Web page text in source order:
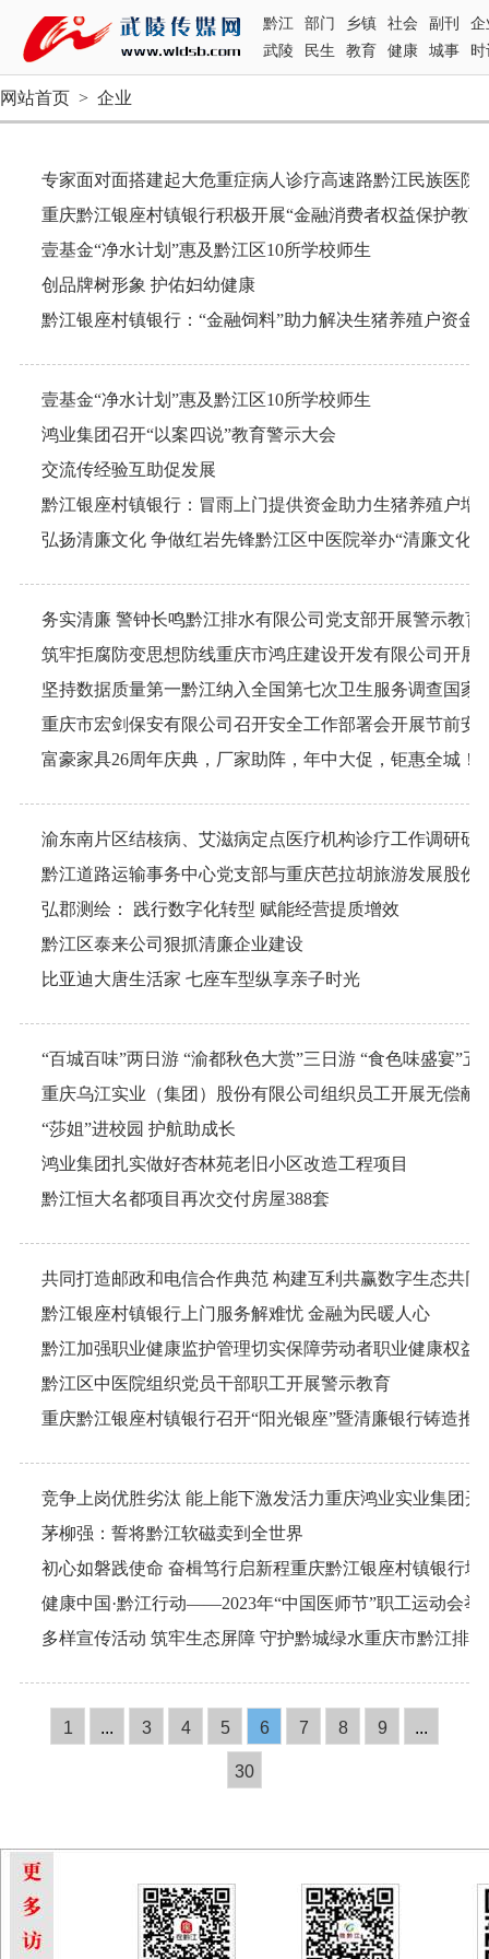
黔江 部门 乡镇 社会 副刊
企
武陵
民生 教育 健康 城事 时
网站首页 > 企业
壹基金“净水计划”惠及黔江区10所学校师生
创品牌树形象 护佑妇幼健康
黔江银座村镇银行：“金融饲料”助力解决生猪养殖户资金
壹基金“净水计划”惠及黔江区10所学校师生
鸿业集团召开“以案四说”教育警示大会
交流传经验互助促发展
黔江银座村镇银行：冒雨上门提供资金助力生猪养殖户增
务实清廉 警钟长鸣黔江排水有限公司党支部开展警示教育
坚持数据质量第一黔江纳入全国第七次卫生服务调查国家
重庆市宏剑保安有限公司召开安全工作部署会开展节前安
富豪家具26周年庆典，厂家助阵，年中大促，钜惠全城！
渝东南片区结核病、艾滋病定点医疗机构诊疗工作调研研
弘郡测绘： 践行数字化转型 赋能经营提质增效
黔江区泰来公司狠抓清廉企业建设
比亚迪大唐生活家 七座车型纵享亲子时光
“百城百味”两日游 “渝都秋色大赏”三日游 “食色味盛宴”五
重庆乌江实业（集团）股份有限公司组织员工开展无偿献
“莎姐”进校园 护航助成长
鸿业集团扎实做好杏林苑老旧小区改造工程项目
黔江恒大名都项目再次交付房屋388套
黔江银座村镇银行上门服务解难忧 金融为民暖人心
黔江加强职业健康监护管理切实保障劳动者职业健康权益
黔江区中医院组织党员干部职工开展警示教育
重庆黔江银座村镇银行召开“阳光银座”暨清廉银行铸造推
茅柳强：誓将黔江软磁卖到全世界
初心如磐践使命 奋楫笃行启新程重庆黔江银座村镇银行城
健康中国·黔江行动——2023年“中国医师节”职工运动会举
1 ... 3 4 5 6 7 8 9 ...
30